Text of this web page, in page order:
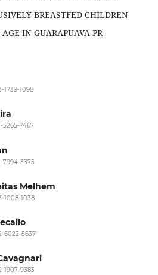
BREASTFED CHILDREN
IN GUARAPUAVA-PR
1098
7467
7994-3375
Melhem
1008-1038
6022-5637
9383